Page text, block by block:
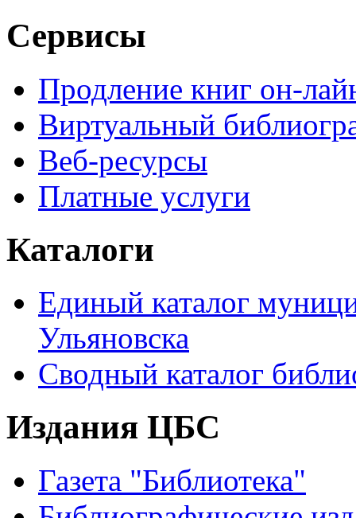
Сервисы
Продление книг он-
Виртуальный
Веб-ресурсы
Платные услуги
Каталоги
Единый каталог
Ульяновска
Сводный каталог
Издания ЦБС
Газета "Библиотека"